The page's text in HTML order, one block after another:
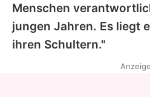
Menschen
jungen Jahren. Es liegt
ihren Schultern."
Anzeige